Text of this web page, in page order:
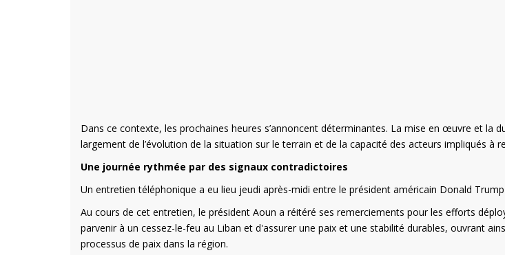
Dans ce contexte, les prochaines heures s’annoncent déterminantes. La mise en œuvre et la
largement de l’évolution de la situation sur le terrain et de la capacité des acteurs impliqués à
Une journée rythmée par des signaux contradictoires
Un entretien téléphonique a eu lieu jeudi après-midi entre le président américain Donald
Au cours de cet entretien, le président Aoun a réitéré ses remerciements pour les efforts
parvenir à un cessez-le-feu au Liban et d'assurer une paix et une stabilité durables, ouvrant
processus de paix dans la région.